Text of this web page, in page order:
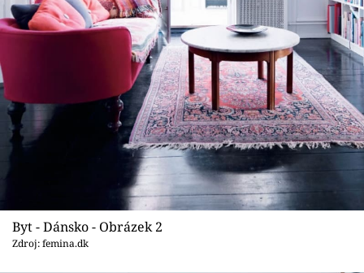
Sledujte nás
Byt - Dánsko - Obrázek 2
Zdroj: femina.dk